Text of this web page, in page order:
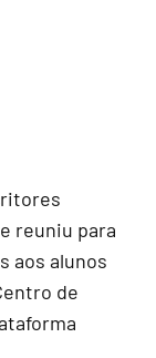
reuniu para
aos alunos
de